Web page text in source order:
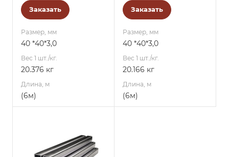
Заказать
Размер, мм
40 *40*3,0
Вес 1 шт./кг.
20.376 кг
Длина, м
(6м)
Заказать
Размер, мм
40 *40*3,0
Вес 1 шт./кг.
20.166 кг
Длина, м
(6м)